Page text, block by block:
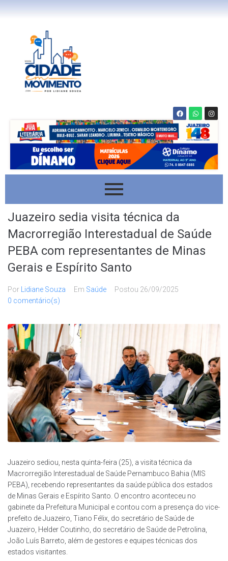
Juazeiro sedia visita técnica da
Macrorregião Interestadual de Saúde
PEBA com representantes de Minas
Gerais e Espírito Santo
Por Lidiane Souza Em Saúde Postou 26/09/2025
0 comentário(s)
Juazeiro sediou, nesta quinta-feira (25), a visita técnica da
Macrorregião Interestadual de Saúde Pernambuco Bahia (MIS
PEBA), recebendo representantes da saúde pública dos estados
de Minas Gerais e Espírito Santo. O encontro aconteceu no
gabinete da Prefeitura Municipal e contou com a presença do vice-
prefeito de Juazeiro, Tiano Félix, do secretário de Saúde de
Juazeiro, Helder Coutinho, do secretário de Saúde de Petrolina,
João Luís Barreto, além de gestores e equipes técnicas dos
estados visitantes.